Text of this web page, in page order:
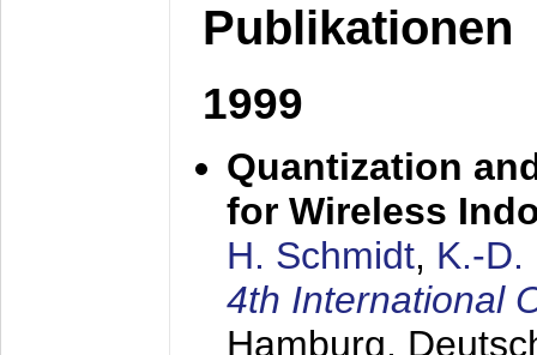
Publikationen
1999
Quantization
for Wireless
H. Schmidt, K.-D.
4th International
Hamburg,